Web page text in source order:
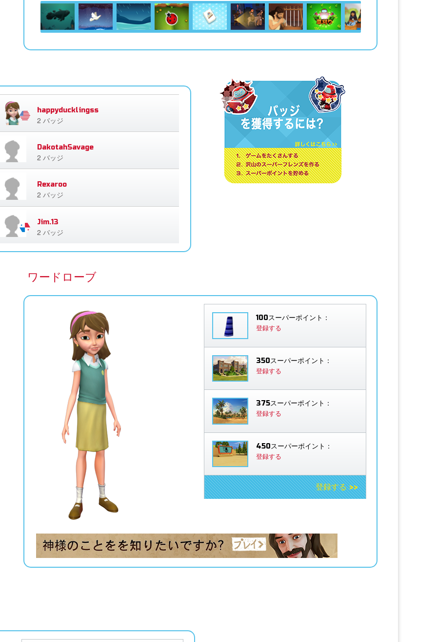
happyducklingss
2 バッジ
DakotahSavage
2 バッジ
Rexaroo
2 バッジ
Jim.13
2 バッジ
ワードローブ
100スーパーポイント：
登録する
350スーパーポイント：
登録する
375スーパーポイント：
登録する
450スーパーポイント：
登録する
登録する >>